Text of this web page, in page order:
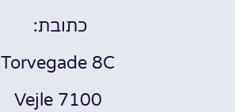
כתובת:
Torvegade 8C
7100 Vejle